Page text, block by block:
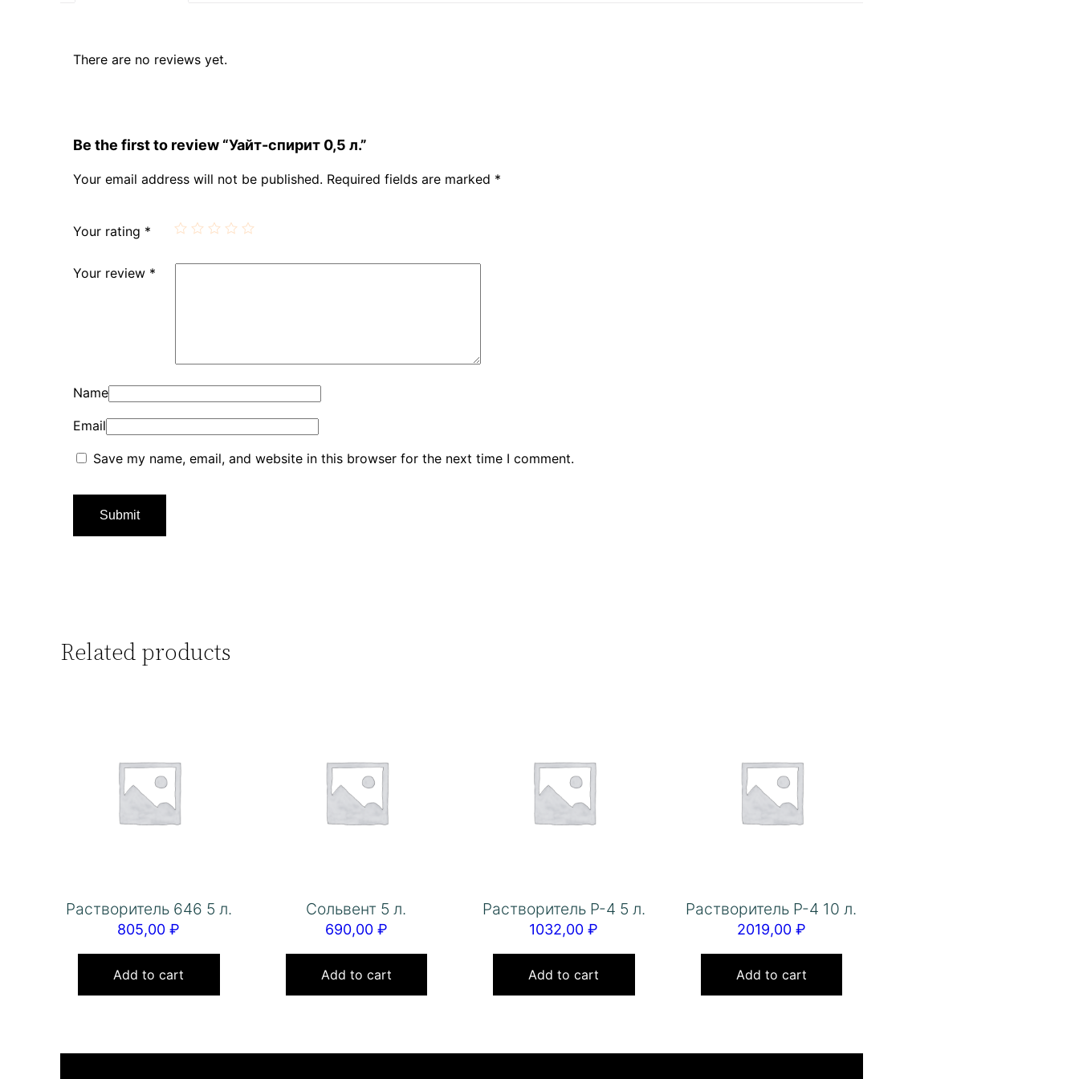
There are no reviews yet.
Be the first to review “Уайт-спирит 0,5 л.”
Your email address will not be published. Required fields are marked *
Your rating *
Your review *
Name
Email
Save my name, email, and website in this browser for the next time I comment.
Related products
Растворитель 646 5 л.
805,00₽
Add to cart
Сольвент 5 л.
690,00 ₽
Add to cart
Растворитель Р-4 5 л.
1032,00₽
Add to cart
Растворитель Р-4 10 л.
2019,00 ₽
Add to cart